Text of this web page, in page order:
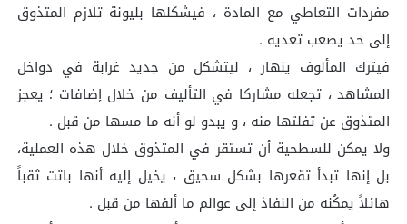
مفردات التعاطي مع المادة ، فيشكلها بليونة تلازم المتذوق
إلى حد يصعب تعديه .
فيترك المألوف ينهار ، ليتشكل من جديد غرابة في دواخل
المشاهد ، تجعله مشاركا في التأليف من خلال إضافات ؛ يعجز
المتذوق عن تفلتها منه ، و يبدو لو أنه ما مسها من قبل .
ولا يمكن للسطحية أن تستقر في المتذوق خلال هذه العملية،
بل إنها تبدأ تقعرها بشكل سحيق ، يخيل إليه أنها باتت ثقباً
هائلاً يمكُنه من النفاذ إلى عوالم ما ألفها من قبل .